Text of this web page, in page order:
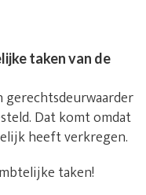
taken van de
gerechtsdeurwaarder
Dat komt omdat
heeft verkregen.
taken!